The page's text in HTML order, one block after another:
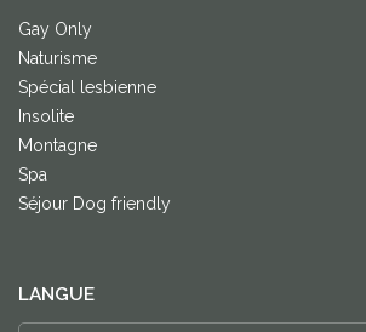
Gay Only
Naturisme
Spécial lesbienne
Insolite
Montagne
Spa
Séjour Dog friendly
LANGUE